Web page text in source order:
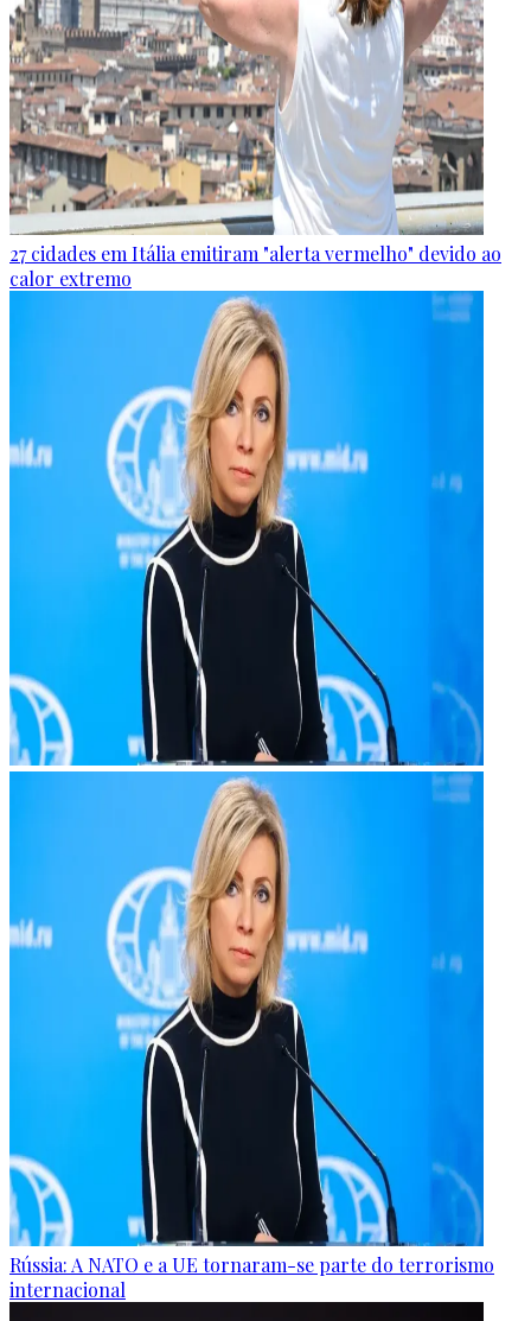
27 cidades em Itália emitiram "alerta vermelho" devido ao
calor extremo
Rússia: A NATO e a UE tornaram-se parte do terrorismo
internacional